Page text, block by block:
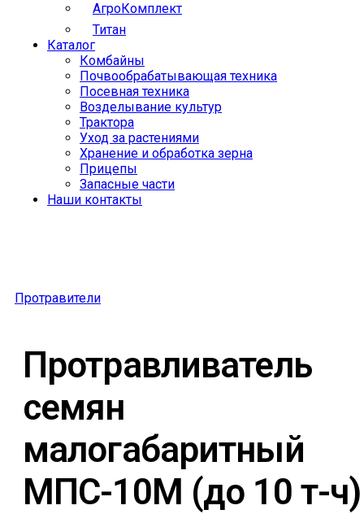
АгроКомплект
Титан
Каталог
Комбайны
Почвообрабатывающая техника
Посевная техника
Возделывание культур
Трактора
Уход за растениями
Хранение и обработка зерна
Прицепы
Запасные части
Наши контакты
Протравители
Протравливатель
семян
малогабаритный
МПС-10М (до 10 т-ч)